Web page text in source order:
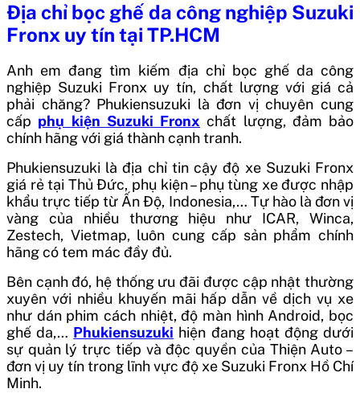
Địa chỉ bọc ghế da công nghiệp Suzuki
Fronx uy tín tại TP.HCM
Anh em đang tìm kiếm địa chỉ bọc ghế da công
nghiệp Suzuki Fronx uy tín, chất lượng với giá cả
phải chăng? Phukiensuzuki là đơn vị chuyên cung
cấp phụ kiện Suzuki Fronx chất lượng, đảm bảo
chính hãng với giá thành cạnh tranh.
Phukiensuzuki là địa chỉ tin cậy độ xe Suzuki Fronx
giá rẻ tại Thủ Đức, phụ kiện – phụ tùng xe được nhập
khẩu trực tiếp từ Ấn Độ, Indonesia,… Tự hào là đơn vị
vàng của nhiều thương hiệu như ICAR, Winca,
Zestech, Vietmap, luôn cung cấp sản phẩm chính
hãng có tem mác đầy đủ.
Bên cạnh đó, hệ thống ưu đãi được cập nhật thường
xuyên với nhiều khuyến mãi hấp dẫn về dịch vụ xe
như dán phim cách nhiệt, độ màn hình Android, bọc
ghế da,… Phukiensuzuki hiện đang hoạt động dưới
sự quản lý trực tiếp và độc quyền của Thiện Auto –
đơn vị uy tín trong lĩnh vực độ xe Suzuki Fronx Hồ Chí
Minh.